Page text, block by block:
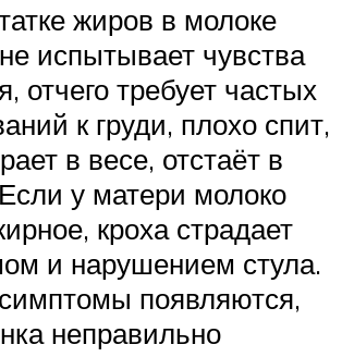
жиров в молоке
испытывает чувства
отчего требует частых
к груди, плохо спит,
в весе, отстаёт в
у матери молоко
кроха страдает
и нарушением стула.
появляются,
неправильно